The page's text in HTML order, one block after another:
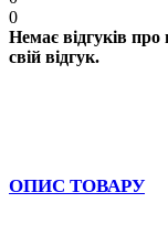
0
Немає відгуків
свій відгук.
ОПИС ТОВАРУ